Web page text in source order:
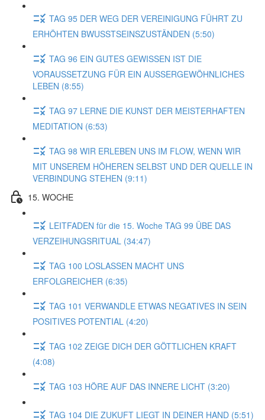
TAG 95 DER WEG DER VEREINIGUNG FÜHRT ZU
ERHÖHTEN BWUSSTSEINSZUSTÄNDEN (5:50)
TAG 96 EIN GUTES GEWISSEN IST DIE
VORAUSSETZUNG FÜR EIN AUSSERGEWÖHNLICHES
LEBEN (8:55)
TAG 97 LERNE DIE KUNST DER MEISTERHAFTEN
MEDITATION (6:53)
TAG 98 WIR ERLEBEN UNS IM FLOW, WENN WIR
MIT UNSEREM HÖHEREN SELBST UND DER QUELLE IN
VERBINDUNG STEHEN (9:11)
15. WOCHE
LEITFADEN für die 15. Woche TAG 99 ÜBE DAS
VERZEIHUNGSRITUAL (34:47)
TAG 100 LOSLASSEN MACHT UNS
ERFOLGREICHER (6:35)
TAG 101 VERWANDLE ETWAS NEGATIVES IN SEIN
POSITIVES POTENTIAL (4:20)
TAG 102 ZEIGE DICH DER GÖTTLICHEN KRAFT
(4:08)
TAG 103 HÖRE AUF DAS INNERE LICHT (3:20)
TAG 104 DIE ZUKUFT LIEGT IN DEINER HAND (5:51)